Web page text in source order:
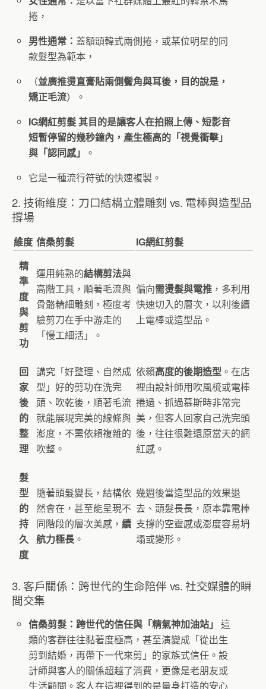
捲，
男性通常： 蓋額頭韓式兩側捲，或某位明星的同
款髮型為範本，
（並廣推燙直膏貼兩側鬢角與耳後，目的說是，
矯正毛流）。
IG網紅剪髮其目的是讓客人在拍照上傳、短影音
短暫停留的幾秒鐘內，產生極高的「視覺衝擊」
與「認同感」
。
它是一種流行符號的快速複製。
2. 技術維度：刀口結構立體雕刻 vs. 電棒與造型品
撐場
維度 信桑剪髮
IG網紅剪髮
精
準
度
與
剪
功
運用純熟的結構剪法與
高階工具，順著毛流與
骨骼精細雕刻，極度考
驗剪刀在手中游走的
「慢工細活」。
偏向需燙髮與電推 ，多利用
快速切入的層次，以利後續
上電棒或造型品。
回
家
後
的
整
理
講究「好整理、自然成
型」好的剪功在洗完
頭、吹乾後，順著毛流
就能展現完美的線條與
澎度，不需依賴複雜的
吹整。
依賴高度的後期造型 。在店
裡由設計師用吹風梳或電棒
捲過、抓過慕斯時非常完
美，但客人回家自己洗完頭
後，往往很難還原當天的網
紅感。
髮
型
的
持
久
度
隨著頭髮變長，結構依
然會在，甚至能呈現不
同階段的層次美感， 續
航力極長 。
幾週後當造型品的效果退
去、頭髮長長，原本靠電棒
支撐的空靈感或澎度容易坍
塌或變形。
3. 客戶關係：跨世代的生命陪伴 vs. 社交媒體的瞬
間交集
信桑剪髮：跨世代的信任與「精氣神加油站」 這
類的客群往往黏著度極高，甚至演變成「從出生
剪到結婚，再帶下一代來剪」的家族式信任。設
計師與客人的關係超越了消費，更像是老朋友或
生活顧問。客人在這裡得到的是量身打造的安心